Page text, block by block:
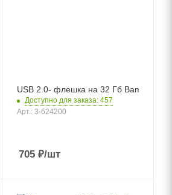
USB 2.0- флешка на 32 Гб Bamboo
Доступно для заказа: 457
Арт.: 3-624200
705₽/шт